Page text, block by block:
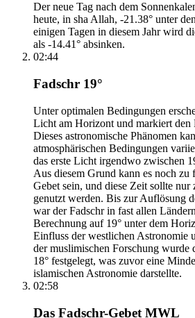
Der neue Tag nach dem
heute, in sha Allah, -21.38° unter
einigen Tagen in diesem Jahr wird
als -14.41° absinken.
02:44
Fadschr 19°
Unter optimalen Bedingungen
Licht am Horizont und markiert den
Dieses astronomische Phänomen
atmosphärischen Bedingungen
das erste Licht irgendwo zwischen
Aus diesem Grund kann es noch zu
Gebet sein, und diese Zeit sollte nur
genutzt werden. Bis zur Auflösung
war der Fadschr in fast allen
Berechnung auf 19° unter dem
Einfluss der westlichen Astronomie
der muslimischen Forschung wurde
18° festgelegt, was zuvor eine
islamischen Astronomie darstellte.
02:58
Das Fadschr-Gebet MWL